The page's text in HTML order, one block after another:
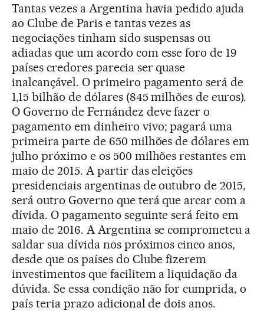
Tantas vezes a Argentina havia pedido ajuda
ao Clube de Paris e tantas vezes as
negociações tinham sido suspensas ou
adiadas que um acordo com esse foro de 19
países credores parecia ser quase
inalcançável. O primeiro pagamento será de
1,15 bilhão de dólares (845 milhões de euros).
O Governo de Fernández deve fazer o
pagamento em dinheiro vivo; pagará uma
primeira parte de 650 milhões de dólares em
julho próximo e os 500 milhões restantes em
maio de 2015. A partir das eleições
presidenciais argentinas de outubro de 2015,
será outro Governo que terá que arcar com a
dívida. O pagamento seguinte será feito em
maio de 2016. A Argentina se comprometeu a
saldar sua dívida nos próximos cinco anos,
desde que os países do Clube fizerem
investimentos que facilitem a liquidação da
dúvida. Se essa condição não for cumprida, o
país teria prazo adicional de dois anos.